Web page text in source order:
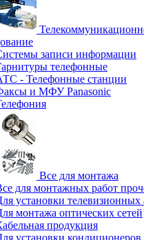
записи информации
телефонные
- Телефонные станции
и МФУ Panasonic
Все для монтажа
для монтажных работ
установки телевизионных
монтажа оптических сетей
продукция
установки кондиционеров